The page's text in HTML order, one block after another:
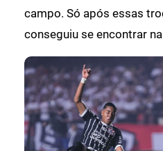
campo. Só após essas
conseguiu se encontrar